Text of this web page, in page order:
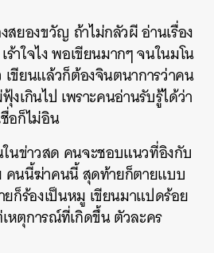
งสยองขวัญ ถ้าไม่กลัวผี อ่านเรื่อง
าใจไง พอเขียนมากๆ จนในมโน
ขียนแล้วก็ต้องจินตนาการว่าคน
งเกินไป เพราะคนอ่านรับรู้ได้ว่า
อก็ไม่อิน
นข่าวสด คนจะชอบแนวที่อิงกับ
คนนี้ฆ่าคนนี้ สุดท้ายก็ตายแบบ
ก็ร้องเป็นหมู เขียนมาแปดร้อย
หตุการณ์ที่เกิดขึ้น ตัวละคร